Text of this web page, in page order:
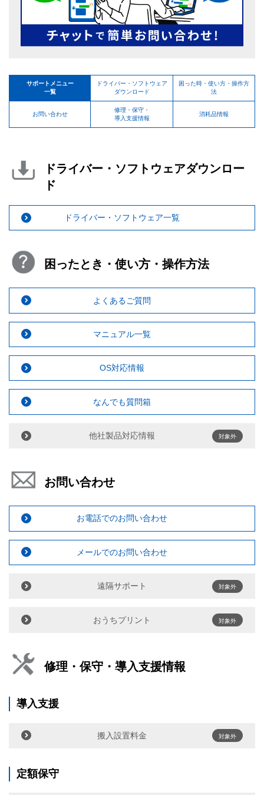
サポートメニュー
一覧
ドライバー・ソフトウェア
ダウンロード
困った時・使い方・操作方
法
お問い合わせ
修理・保守・
導入支援情報
消耗品情報
ドライバー・ソフトウェアダウンロー
ド
ドライバー・ソフトウェア一覧
困ったとき・使い方・操作方法
よくあるご質問
マニュアル一覧
OS対応情報
なんでも質問箱
他社製品対応情報 対象外
お問い合わせ
お電話でのお問い合わせ
メールでのお問い合わせ
遠隔サポート 対象外
おうちプリント 対象外
修理・保守・導入支援情報
導入支援
搬入設置料金 対象外
定額保守